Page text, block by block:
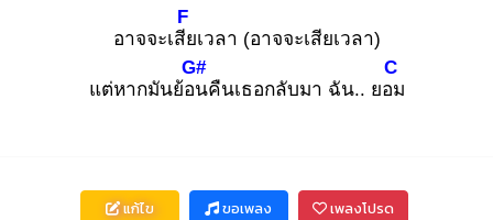
อาจจะเสีย
F
เวลา (อาจจะเสียเวลา)
แต่หากมันย้อน
G#
คืนเธอกลับมา ฉัน.. ยอม
C
แก้ไข ขอเพลง เพลงโปรด